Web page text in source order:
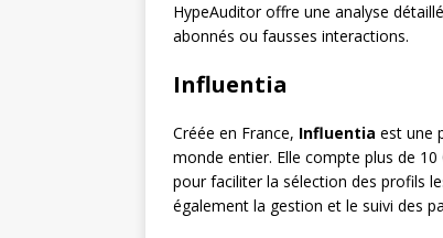
HypeAuditor offre une analyse
abonnés ou fausses interactions.
Influentia
Créée en France, Influentia est une
monde entier. Elle compte plus de
pour faciliter la sélection des profils
également la gestion et le suivi des